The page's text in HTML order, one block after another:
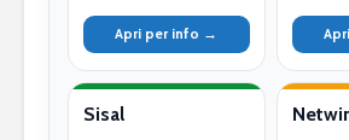
Apri per info →
Sisal